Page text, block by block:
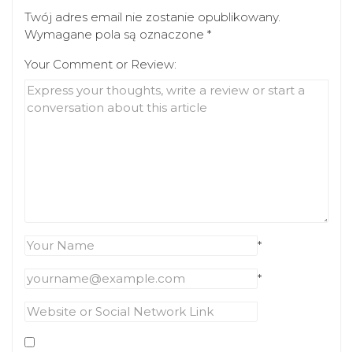
Twój adres email nie zostanie opublikowany.
Wymagane pola są oznaczone *
Your Comment or Review:
*
*